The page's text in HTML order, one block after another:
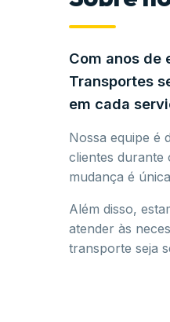
Com anos de
Transportes
em cada
Nossa equipe é
clientes durante
mudança é
Além disso,
atender às
transporte seja